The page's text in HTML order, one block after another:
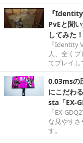
『
PvEと聞
してみた
『Identity
人、全く
てプレイし
0.03msの
にこだわ
sta「EX-
「EX-
な見やす
す。